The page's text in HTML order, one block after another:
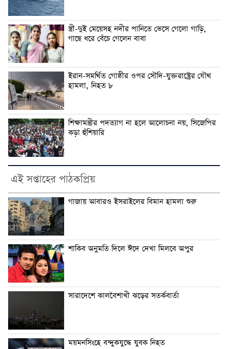
স্ত্রী-দুই মেয়েসহ নদীর পানিতে ভেসে গেলো গাড়ি,
গাছে ধরে বেঁচে গেলেন বাবা
ইরান-সমর্থিত গোষ্ঠীর ওপর সৌদি-যুক্তরাষ্ট্রের যৌথ
হামলা, নিহত ৮
শিক্ষামন্ত্রীর পদত্যাগ না হলে আলোচনা নয়, সিজেপির
কড়া হুঁশিয়ারি
এই সপ্তাহের পাঠকপ্রিয়
গাজায় আবারও ইসরাইলের বিমান হামলা শুরু
শাকিব অনুমতি দিলে ঈদে দেখা মিলবে অপুর
সারাদেশে কালবৈশাখী ঝড়ের সতর্কবার্তা
ময়মনসিংহে বন্দুকযুদ্ধে যুবক নিহত